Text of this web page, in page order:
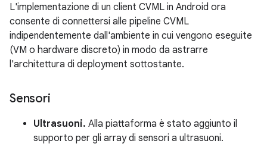
L'implementazione di un client CVML in Android ora
consente di connettersi alle pipeline CVML
indipendentemente dall'ambiente in cui vengono eseguite
(VM o hardware discreto) in modo da astrarre
l'architettura di deployment sottostante.
Sensori
Ultrasuoni. Alla piattaforma è stato aggiunto il
supporto per gli array di sensori a ultrasuoni.